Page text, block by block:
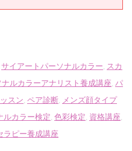
サイアートパーソナルカラー スカ
ナルカラーアナリスト養成講座 パ
スン ペア診断
メンズ顔タイプ
ルカラー検定 色彩検定 資格講座
ラピー養成講座